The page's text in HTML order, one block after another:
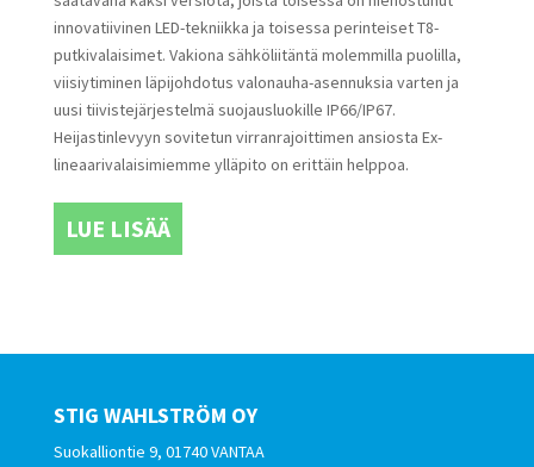
innovatiivinen LED-tekniikka ja toisessa perinteiset T8-
putkivalaisimet. Vakiona sähköliitäntä molemmilla puolilla,
viisiytiminen läpijohdotus valonauha-asennuksia varten ja
uusi tiivistejärjestelmä suojausluokille IP66/IP67.
Heijastinlevyyn sovitetun virranrajoittimen ansiosta Ex-
lineaarivalaisimiemme ylläpito on erittäin helppoa.
LUE LISÄÄ
STIG WAHLSTRÖM OY
Suokalliontie 9, 01740 VANTAA